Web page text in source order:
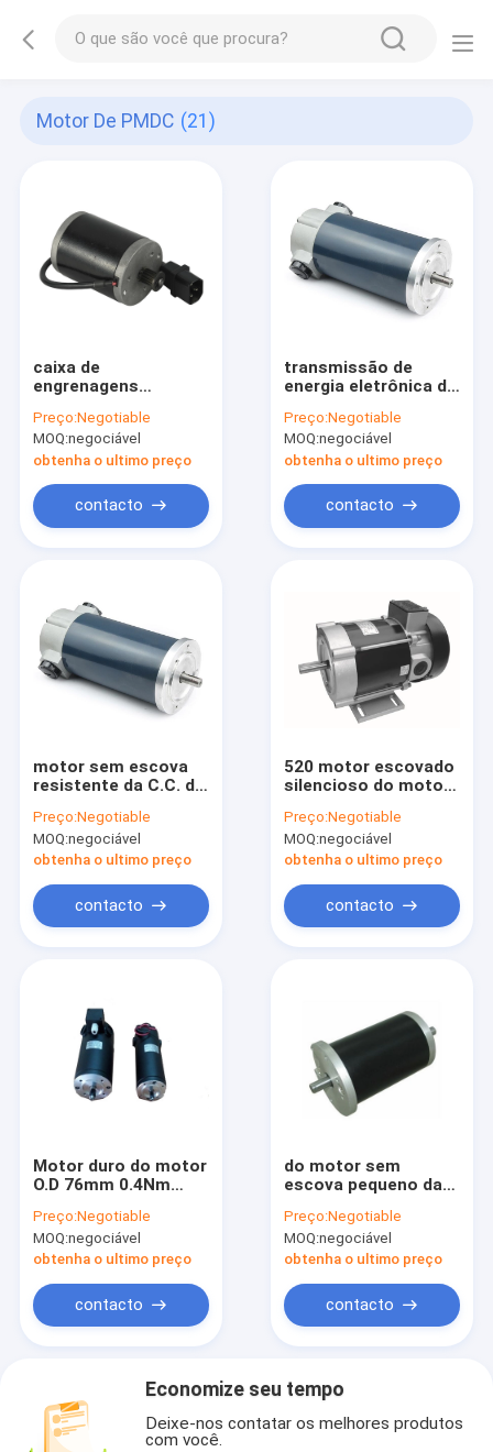
Motor De PMDC (21)
caixa de
engrenagens
do motor sem
escova de baixa
velocidade de 28mm
Preço:Negotiable
MOQ:negociável
obtenha o ultimo preço
contacto
transmissão de
energia eletrônica da
do motor da
ENGRENAGEM de
25mm PMDC
Preço:Negotiable
MOQ:negociável
obtenha o ultimo preço
contacto
motor sem escova
resistente da C.C. do
180Nm PMDC com
codificador
Preço:Negotiable
MOQ:negociável
obtenha o ultimo preço
contacto
520 motor escovado
silencioso do motor
C.C. do poder
superior da redução
de 12V 24V 7mm
Preço:Negotiable
MOQ:negociável
obtenha o ultimo preço
contacto
Motor duro do motor
O.D 76mm 0.4Nm
PMDC
Preço:Negotiable
MOQ:negociável
obtenha o ultimo preço
contacto
do motor sem
escova pequeno da
micro Gearmotors
Preço:Negotiable
MOQ:negociável
obtenha o ultimo preço
contacto
Economize seu tempo
Deixe-nos contatar os melhores produtos
com você.